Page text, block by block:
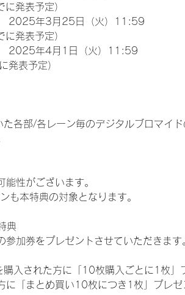
発表予定）
2025年3月25日（火）11:59
発表予定）
2025年4月1日（火）11:59
表予定）
各部/各レーン毎のデジタルブロマイ
性がございます。
も本特典の対象となります。
典
加券をプレゼントさせていただきます
入された方に「10枚購入ごとに1枚」
「まとめ買い10枚につき1枚」プレゼ